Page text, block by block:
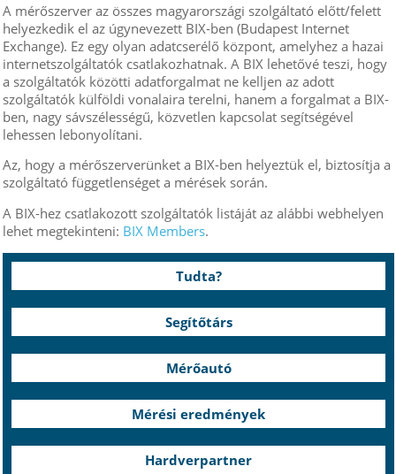
A mérőszerver az összes magyarországi szolgáltató előtt/felett
helyezkedik el az úgynevezett BIX-ben (Budapest Internet
Exchange). Ez egy olyan adatcserélő központ, amelyhez a hazai
internetszolgáltatók csatlakozhatnak. A BIX lehetővé teszi, hogy
a szolgáltatók közötti adatforgalmat ne kelljen az adott
szolgáltatók külföldi vonalaira terelni, hanem a forgalmat a BIX-
ben, nagy sávszélességű, közvetlen kapcsolat segítségével
lehessen lebonyolítani.
Az, hogy a mérőszerverünket a BIX-ben helyeztük el, biztosítja a
szolgáltató függetlenséget a mérések során.
A BIX-hez csatlakozott szolgáltatók listáját az alábbi webhelyen
lehet megtekinteni: BIX Members.
Tudta?
Segítőtárs
Mérőautó
Mérési eredmények
Hardverpartner